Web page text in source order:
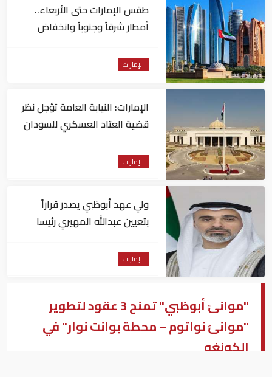
طقس الإمارات حتى الأربعاء..
أمطار شرقاً وجنوباً وانخفاض
الإمارات
الإمارات: النيابة العامة تؤجل نظر
قضية العتاد العسكري للسودان
الإمارات
ولي عهد أبوظبي يصدر قراراً
بتعيين عبدالله المهيري رئيسا
الإمارات
"موانئ أبوظبي" تمنح 3 عقود لتطوير
"موانئ نواتوم – محطة بوانت نوار" في
الكونغو